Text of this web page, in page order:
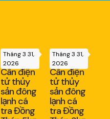
Tháng 3 31,
2026
Cân điện
tử thủy
sản đông
lạnh cá
tra Đồng
Tháng 3 31,
2026
Cân điện
tử thủy
sản đông
lạnh cá
tra Đồng